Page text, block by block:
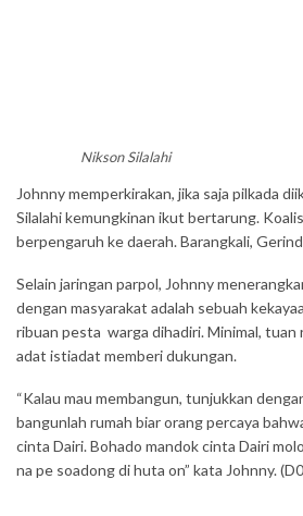
Nikson Silalahi
Johnny memperkirakan, jika saja pilkada
Silalahi kemungkinan ikut bertarung.
berpengaruh ke daerah. Barangkali,
Selain jaringan parpol, Johnny
dengan masyarakat adalah sebuah
ribuan pesta warga dihadiri. Minimal, tuan
adat istiadat memberi dukungan.
“Kalau mau membangun, tunjukkan
bangunlah rumah biar orang percaya
cinta Dairi. Bohado mandok cinta Dairi
na pe soadong di huta on” kata Johnny.